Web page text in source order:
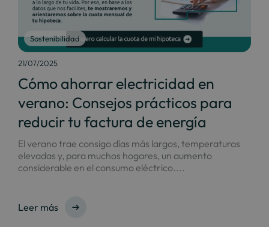
Sostenibilidad
21/07/2025
Cómo ahorrar electricidad en
verano: Consejos prácticos para
reducir tu factura de energía
El verano trae consigo días más largos, temperaturas
elevadas y, para muchos hogares, un aumento
considerable en el consumo eléctrico....
Leer más